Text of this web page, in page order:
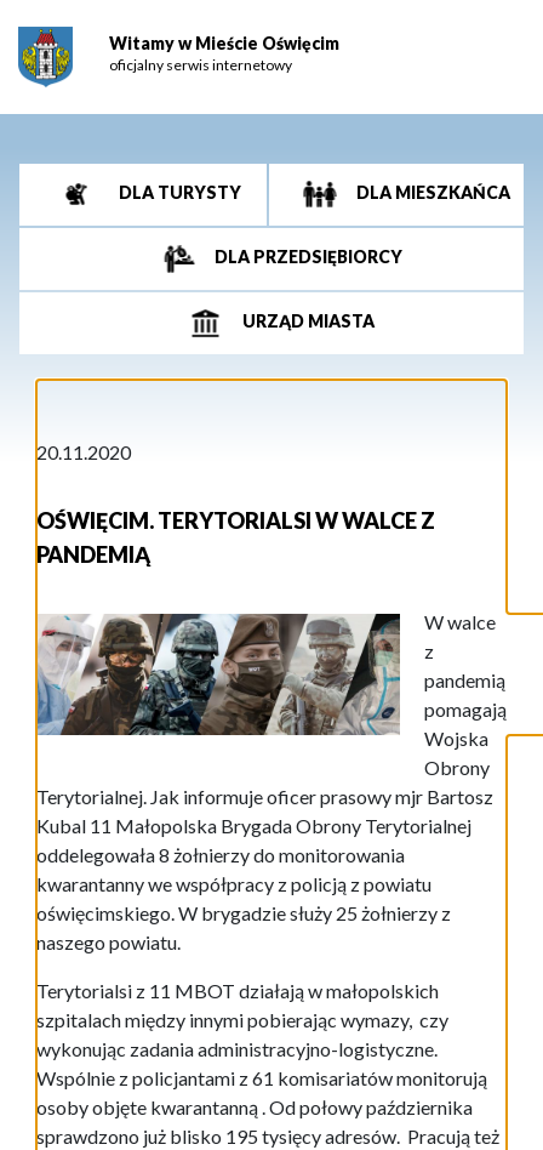
Witamy w Mieście Oświęcim
oficjalny serwis internetowy
DLA TURYSTY DLA MIESZKAŃCA
DLA PRZEDSIĘBIORCY
URZĄD MIASTA
20.11.2020
OŚWIĘCIM. TERYTORIALSI W WALCE Z
PANDEMIĄ
W walce
z
pandemią
pomagają
Wojska
Obrony
Terytorialnej. Jak informuje oficer prasowy mjr Bartosz
Kubal 11 Małopolska Brygada Obrony Terytorialnej
oddelegowała 8 żołnierzy do monitorowania
kwarantanny we współpracy z policją z powiatu
oświęcimskiego. W brygadzie służy 25 żołnierzy z
naszego powiatu.
Terytorialsi z 11 MBOT działają w małopolskich
szpitalach między innymi pobierając wymazy, czy
wykonując zadania administracyjno-logistyczne.
Wspólnie z policjantami z 61 komisariatów monitorują
osoby objęte kwarantanną . Od połowy października
sprawdzono już blisko 195 tysięcy adresów. Pracują też